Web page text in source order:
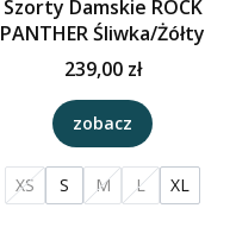
Szorty Damskie ROCK
PANTHER Śliwka/Żółty
239,00 zł
zobacz
XS S M L XL